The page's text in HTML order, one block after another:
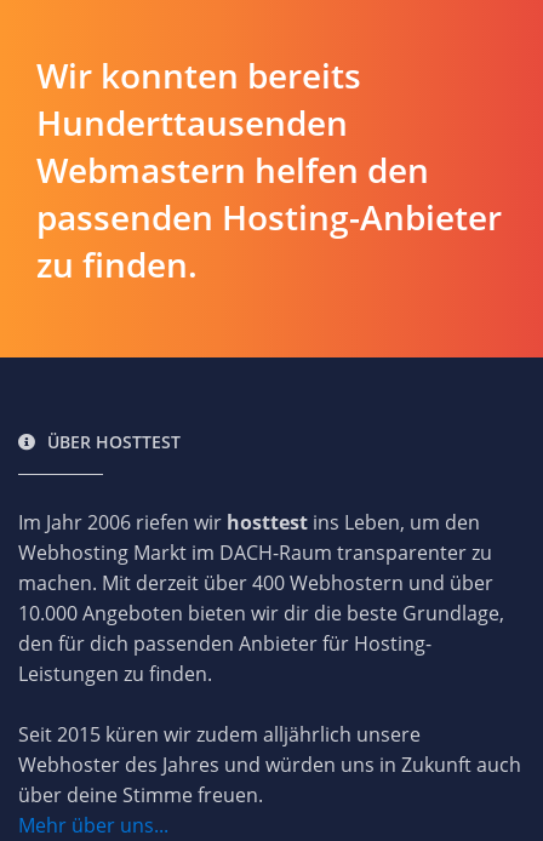
Wir konnten bereits
Hunderttausenden
Webmastern helfen den
passenden Hosting-Anbieter
zu finden.
ÜBER HOSTTEST
Im Jahr 2006 riefen wir hosttest ins Leben, um den
Webhosting Markt im DACH-Raum transparenter zu
machen. Mit derzeit über 400 Webhostern und über
10.000 Angeboten bieten wir dir die beste Grundlage,
den für dich passenden Anbieter für Hosting-
Leistungen zu finden.
Seit 2015 küren wir zudem alljährlich unsere
Webhoster des Jahres und würden uns in Zukunft auch
über deine Stimme freuen.
Mehr über uns...